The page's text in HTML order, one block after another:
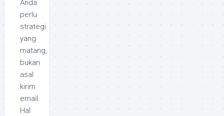
Anda
perlu
strategi
yang
matang,
bukan
asal
kirim
email.
Hal